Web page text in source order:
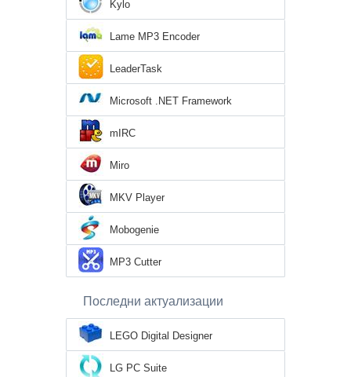
Kylo
Lame MP3 Encoder
LeaderTask
Microsoft .NET Framework
mIRC
Miro
MKV Player
Mobogenie
MP3 Cutter
Последни актуализации
LEGO Digital Designer
LG PC Suite